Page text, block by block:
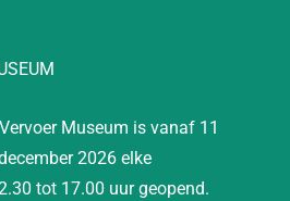
Museum is vanaf 11
2026 elke
tot 17.00 uur geopend.